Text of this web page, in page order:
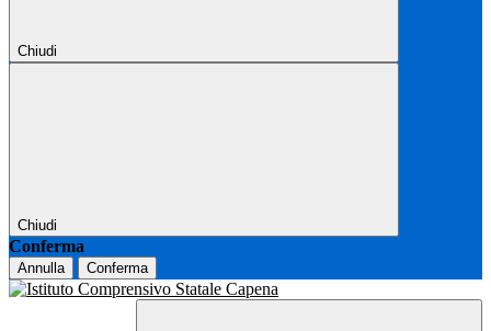
Chiudi
Chiudi
Conferma
Annulla Conferma